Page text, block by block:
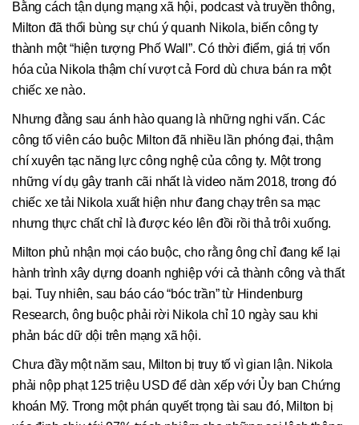
Bằng cách tận dụng mạng xã hội, podcast và truyền thông,
Milton đã thổi bùng sự chú ý quanh Nikola, biến công ty
thành một “hiện tượng Phố Wall”. Có thời điểm, giá trị vốn
hóa của Nikola thậm chí vượt cả Ford dù chưa bán ra một
chiếc xe nào.
Nhưng đằng sau ánh hào quang là những nghi vấn. Các
công tố viên cáo buộc Milton đã nhiều lần phóng đại, thậm
chí xuyên tạc năng lực công nghệ của công ty. Một trong
những ví dụ gây tranh cãi nhất là video năm 2018, trong đó
chiếc xe tải Nikola xuất hiện như đang chạy trên sa mạc
nhưng thực chất chỉ là được kéo lên đồi rồi thả trôi xuống.
Milton phủ nhận mọi cáo buộc, cho rằng ông chỉ đang kể lại
hành trình xây dựng doanh nghiệp với cả thành công và thất
bại. Tuy nhiên, sau báo cáo “bóc trần” từ Hindenburg
Research, ông buộc phải rời Nikola chỉ 10 ngày sau khi
phản bác dữ dội trên mạng xã hội.
Chưa đầy một năm sau, Milton bị truy tố vì gian lận. Nikola
phải nộp phạt 125 triệu USD để dàn xếp với Ủy ban Chứng
khoán Mỹ. Trong một phán quyết trọng tài sau đó, Milton bị